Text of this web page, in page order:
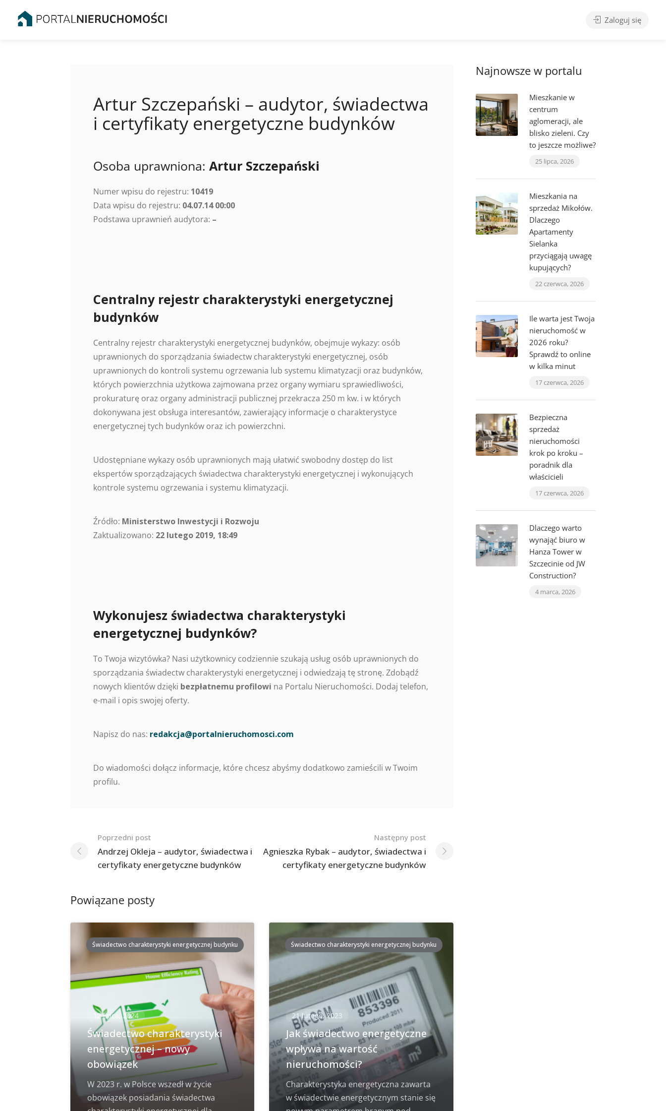
Zaloguj się
Artur Szczepański – audytor, świadectwa
i certyfikaty energetyczne budynków
Osoba uprawniona: Artur Szczepański
Numer wpisu do rejestru: 10419
Data wpisu do rejestru: 04.07.14 00:00
Podstawa uprawnień audytora: –
Centralny rejestr charakterystyki energetycznej
budynków
Centralny rejestr charakterystyki energetycznej budynków, obejmuje wykazy: osób
uprawnionych do sporządzania świadectw charakterystyki energetycznej, osób
uprawnionych do kontroli systemu ogrzewania lub systemu klimatyzacji oraz budynków,
których powierzchnia użytkowa zajmowana przez organy wymiaru sprawiedliwości,
prokuraturę oraz organy administracji publicznej przekracza 250 m kw. i w których
dokonywana jest obsługa interesantów, zawierający informacje o charakterystyce
energetycznej tych budynków oraz ich powierzchni.
Udostępniane wykazy osób uprawnionych mają ułatwić swobodny dostęp do list
ekspertów sporządzających świadectwa charakterystyki energetycznej i wykonujących
kontrole systemu ogrzewania i systemu klimatyzacji.
Źródło: Ministerstwo Inwestycji i Rozwoju
Zaktualizowano: 22 lutego 2019, 18:49
Wykonujesz świadectwa charakterystyki
energetycznej budynków?
To Twoja wizytówka? Nasi użytkownicy codziennie szukają usług osób uprawnionych do
sporządzania świadectw charakterystyki energetycznej i odwiedzają tę stronę. Zdobądź
nowych klientów dzięki bezpłatnemu profilowi na Portalu Nieruchomości. Dodaj telefon,
e-mail i opis swojej oferty.
Napisz do nas: redakcja@portalnieruchomosci.com
Do wiadomości dołącz informacje, które chcesz abyśmy dodatkowo zamieścili w Twoim
profilu.
Nawigacja
po
postach
Poprzedni post
Andrzej Okleja – audytor, świadectwa i
certyfikaty energetyczne budynków
Następny post
Agnieszka Rybak – audytor, świadectwa i
certyfikaty energetyczne budynków
Powiązane posty
Świadectwo charakterystyki energetycznej budynku
12 lipca, 2024
Świadectwo charakterystyki
energetycznej – nowy
obowiązek
W 2023 r. w Polsce wszedł w życie
obowiązek posiadania świadectwa
Świadectwo charakterystyki energetycznej budynku
21 lutego, 2023
Jak świadectwo energetyczne
wpływa na wartość
nieruchomości?
Charakterystyka energetyczna zawarta
w świadectwie energetycznym stanie się
Najnowsze w portalu
Mieszkanie w
centrum
aglomeracji, ale
blisko zieleni. Czy
to jeszcze możliwe?
25 lipca, 2026
Mieszkania na
sprzedaż Mikołów.
Dlaczego
Apartamenty
Sielanka
przyciągają uwagę
kupujących?
22 czerwca, 2026
Ile warta jest Twoja
nieruchomość w
2026 roku?
Sprawdź to online
w kilka minut
17 czerwca, 2026
Bezpieczna
sprzedaż
nieruchomości
krok po kroku –
poradnik dla
właścicieli
17 czerwca, 2026
Dlaczego warto
wynająć biuro w
Hanza Tower w
Szczecinie od JW
Construction?
4 marca, 2026